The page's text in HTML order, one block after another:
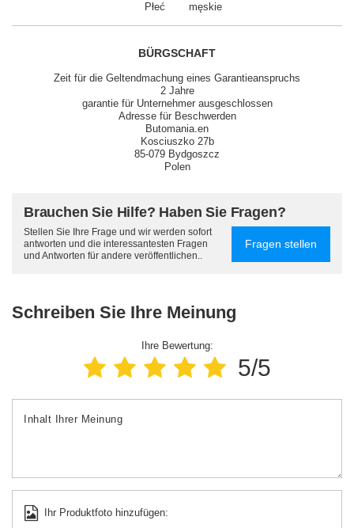
Płeć męskie
BÜRGSCHAFT
Zeit für die Geltendmachung eines Garantieanspruchs
2 Jahre
garantie für Unternehmer ausgeschlossen
Adresse für Beschwerden
Butomania.en
Kosciuszko 27b
85-079 Bydgoszcz
Polen
Brauchen Sie Hilfe? Haben Sie Fragen?
Stellen Sie Ihre Frage und wir werden sofort
antworten und die interessantesten Fragen
und Antworten für andere veröffentlichen..
Fragen stellen
Schreiben Sie Ihre Meinung
Ihre Bewertung:
5/5
Inhalt Ihrer Meinung
Ihr Produktfoto hinzufügen: